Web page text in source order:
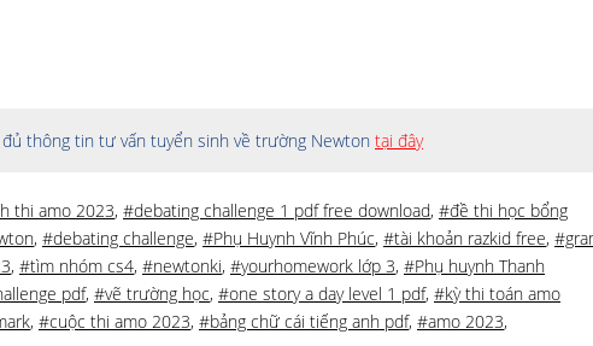
thông tin tư vấn tuyển sinh về trường Newton tại đây
thi amo 2023, #debating challenge 1 pdf free download, #đề thi học bổng
, #debating challenge, #Phụ Huynh Vĩnh Phúc, #tài khoản razkid free,
, #tìm nhóm cs4, #newtonki, #yourhomework lớp 3, #Phụ huynh Thanh
pdf, #vẽ trường học, #one story a day level 1 pdf, #kỳ thi toán amo
, #cuộc thi amo 2023, #bảng chữ cái tiếng anh pdf, #amo 2023,